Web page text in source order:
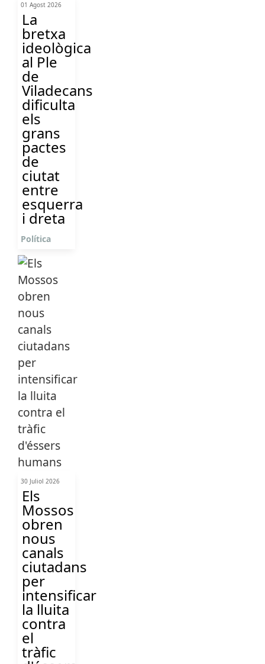
01 Agost 2026
La
bretxa
ideològica
al Ple
de
Viladecans
dificulta
els
grans
pactes
de
ciutat
entre
esquerra
i dreta
Política
30 Juliol 2026
Els
Mossos
obren
nous
canals
ciutadans
per
intensificar
la lluita
contra
el
tràfic